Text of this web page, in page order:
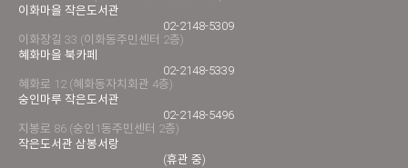
이화마을 작은도서관
02-2148-5309
이화장길 33 (이화동주민센터 2층)
혜화마을 북카페
02-2148-5339
혜화로 12 (혜화동자치회관 4층)
숭인마루 작은도서관
02-2148-5496
지봉로 86 (숭인1동주민센터 2층)
작은도서관 삼봉서랑
(휴관 중)